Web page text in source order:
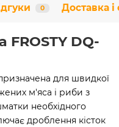
0 Доставка і
DQ-
для швидкої
м'яса і риби з
необхідного
дроблення кісток